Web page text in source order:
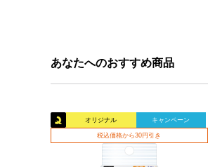
あなたへのおすすめ商品
オリジナル キャンペーン
税込価格から30円引き